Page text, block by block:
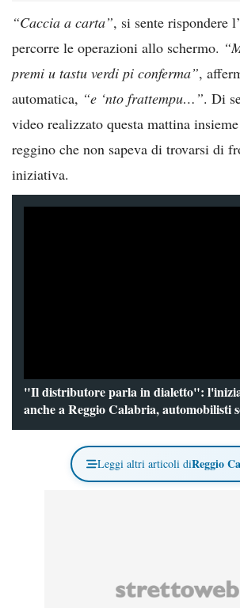
“Caccia a carta”, si sente rispondere
percorre le operazioni allo schermo.
premi u tastu verdi pi conferma”,
automatica, “e ‘nto frattempu…”. Di
video realizzato questa mattina
reggino che non sapeva di trovarsi di
iniziativa.
"Il distributore parla in dialetto":
anche a Reggio Calabria, automobilisti
Leggi altri articoli diReggio